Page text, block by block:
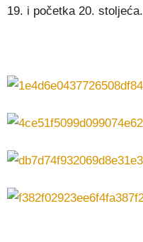
19. i početka 20. stoljeća.